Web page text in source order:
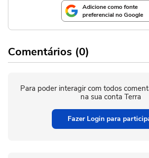
Adicione como fonte
preferencial no Google
Comentários (0)
Para poder interagir com todos
na sua conta Terra
Fazer Login para